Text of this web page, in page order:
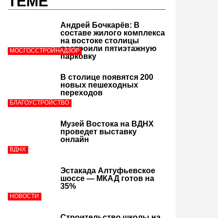
МОСГОССТРОЙНАДЗОР
Андрей Бочкарёв: В
составе жилого комплекса
на востоке столицы
построили пятиэтажную
парковку
БЛАГОУСТРОЙСТВО
В столице появятся 200
новых пешеходных
переходов
ВДНХ
Музей Востока на ВДНХ
проведет выставку
онлайн
НОВОСТИ
Эстакада Алтуфьевское
шоссе — МКАД готов на
35%